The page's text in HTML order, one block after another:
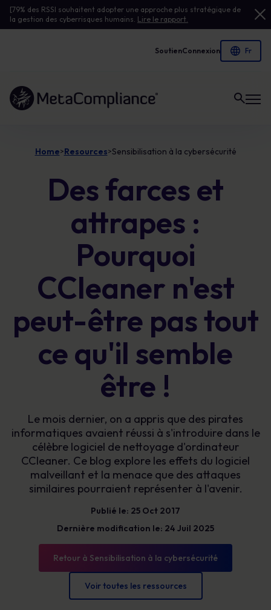
[79% des RSSI souhaitent adopter une approche plus stratégique de
la gestion des cyberrisques humains. Lire le rapport.
SoutienConnexion
Lien vers la page d'accueil
Home>Resources>Sensibilisation à la cybersécurité
Des farces et
attrapes :
Pourquoi
CCleaner n'est
peut-être pas tout
ce qu'il semble
être !
Le mois dernier, on a appris que des pirates
informatiques avaient réussi à s'introduire dans le
célèbre logiciel de nettoyage d'ordinateur
CCleaner. Ce blog explore les effets du logiciel
malveillant et la menace que des attaques
similaires pourraient représenter à l'avenir.
Publié le: 25 Oct 2017
Dernière modification le: 24 Juil 2025
Retour à Sensibilisation à la cybersécurité
Voir toutes les ressources